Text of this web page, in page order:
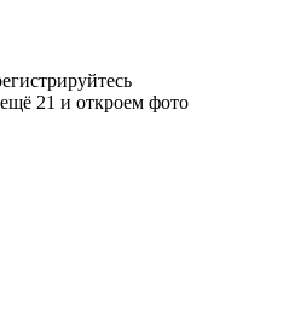
21 и откроем фото